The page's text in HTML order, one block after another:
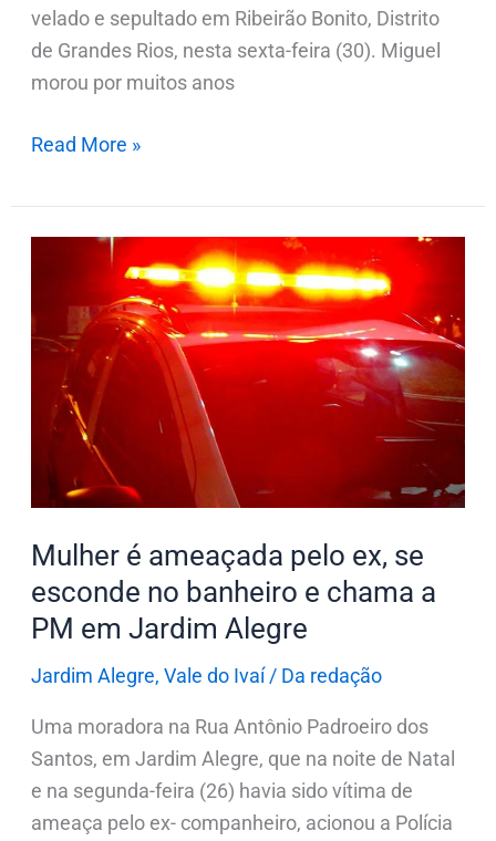
velado e sepultado em Ribeirão Bonito, Distrito
de Grandes Rios, nesta sexta-feira (30). Miguel
morou por muitos anos
Read More »
Mulher é ameaçada pelo ex, se
esconde no banheiro e chama a
PM em Jardim Alegre
Jardim Alegre, Vale do Ivaí/ Da redação
Uma moradora na Rua Antônio Padroeiro dos
Santos, em Jardim Alegre, que na noite de Natal
e na segunda-feira (26) havia sido vítima de
ameaça pelo ex- companheiro, acionou a Polícia
ameaçada
pelo
esconde
no
banheiro
e
chama
a
PM
em
Alegre